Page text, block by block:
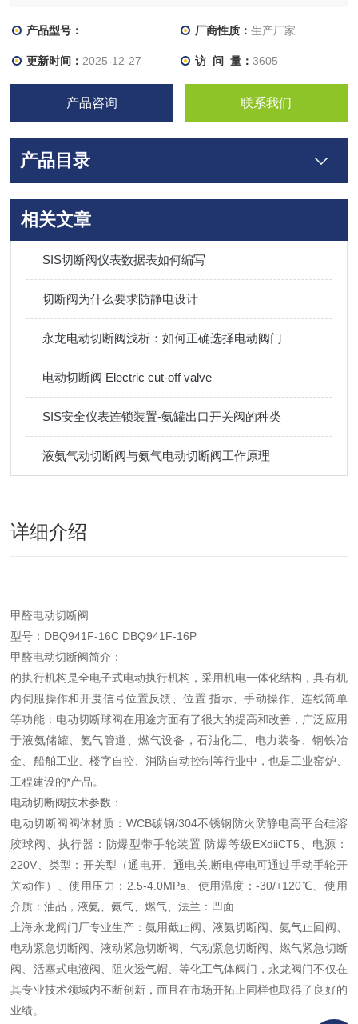
舶工业、楼字自控、消防自动控制等行业中，也是工业窑炉、工
产品型号： 厂商性质： 生产厂家
更新时间： 2025-12-27 访 问 量： 3605
产品咨询 联系我们
产品目录
相关文章
SIS切断阀仪表数据表如何编写
切断阀为什么要求防静电设计
永龙电动切断阀浅析：如何正确选择电动阀门
电动切断阀 Electric cut-off valve
SIS安全仪表连锁装置-氨罐出口开关阀的种类
液氨气动切断阀与氨气电动切断阀工作原理
详细介绍
甲醛电动切断阀
型号：DBQ941F-16C DBQ941F-16P
甲醛电动切断阀简介：
的执行机构是全电子式电动执行机构，采用机电一体化结构，具有机
内伺服操作和开度信号位置反馈、位置 指示、手动操作、连线简单
等功能：电动切断球阀在用途方面有了很大的提高和改善，广泛应用
于液氨储罐、氨气管道、燃气设备，石油化工、电力装备、钢铁冶
金、船舶工业、楼字自控、消防自动控制等行业中，也是工业窑炉、
工程建设的*产品。
电动切断阀技术参数：
电动切断阀阀体材质：WCB碳钢/304不锈钢防火防静电高平台硅溶
胶球阀、执行器：防爆型带手轮装置 防爆等级EXdiiCT5、电源：
220V、类型：开关型（通电开、通电关,断电停电可通过手动手轮开
关动作）、使用压力：2.5-4.0MPa、使用温度：-30/+120℃、使用
介质：油品，液氨、氨气、燃气、法兰：凹面
上海永龙阀门厂专业生产：氨用截止阀、液氨切断阀、氨气止回阀、
电动紧急切断阀、液动紧急切断阀、气动紧急切断阀、燃气紧急切断
阀、活塞式电液阀、阻火透气帽、等化工气体阀门，永龙阀门不仅在
其专业技术领域内不断创新，而且在市场开拓上同样也取得了良好的
业绩。